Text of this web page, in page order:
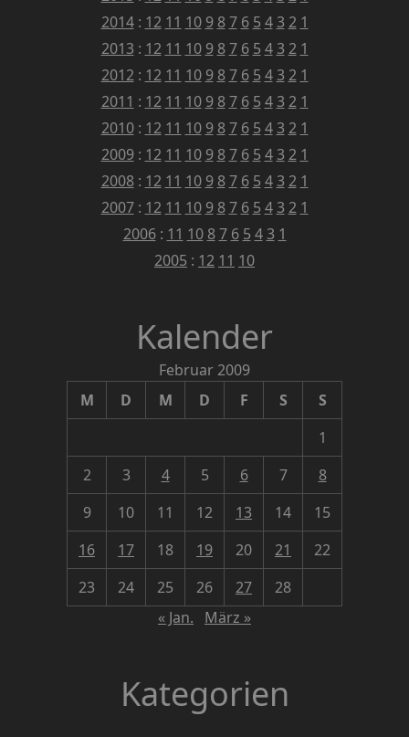
2014: 12 11 10 9 8 7 6 5 4 3 2 1
2013 : 12 11 10 9 8 7 6 5 4 3 2 1
2012: 12 11 10 9 8 7 6 5 4 3 2 1
2011 : 12 11 10 9 8 7 6 5 4 3 2 1
2010: 12 11 10 9 8 7 6 5 4 3 2 1
2009: 12 11 10 9 8 7 6 5 4 3 2 1
2008: 12 11 10 9 8 7 6 5 4 3 2 1
2007: 12 11 10 9 8 7 6 5 4 3 2 1
2006: 11 10 8 7 6 5 4 3 1
2005 : 12 11 10
Kalender
Februar 2009
M
D M D F S
S
1
2
3 4 5 6 7
8
9
10 11 12 13 14
15
16
17 18 19 20 21
22
23
24 25 26 27
28
« Jan.
März »
Kategorien